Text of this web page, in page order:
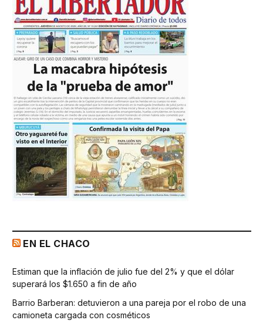
EN EL CHACO
Estiman que la inflación de julio fue del 2% y que el dólar
superará los $1.650 a fin de año
Barrio Barberan: detuvieron a una pareja por el robo de una
camioneta cargada con cosméticos